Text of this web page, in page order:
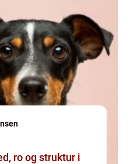
ro og struktur i